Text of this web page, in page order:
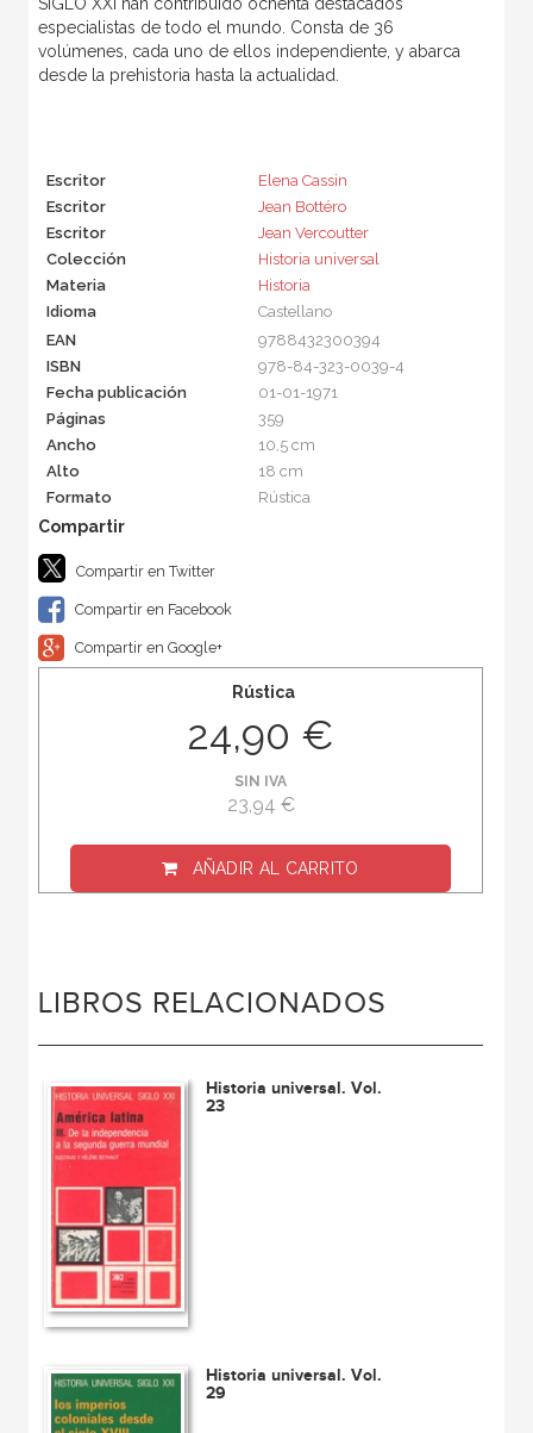
SIGLO XXI han contribuido ochenta destacados
especialistas de todo el mundo. Consta de 36
volúmenes, cada uno de ellos independiente, y abarca
desde la prehistoria hasta la actualidad.
Escritor
Elena Cassin
Escritor
Jean Bottéro
Escritor
Jean Vercoutter
Colección
Historia universal
Materia
Historia
Idioma
Castellano
EAN
9788432300394
ISBN
978-84-323-0039-4
Fecha publicación
01-01-1971
Páginas
359
Ancho
10,5 cm
Alto
18 cm
Formato
Rústica
Compartir en Twitter
Compartir en Facebook
Compartir en Google+
Rústica
24,90 €
SIN IVA
23,94 €
AÑADIR AL CARRITO
LIBROS RELACIONADOS
Historia universal. Vol.
23
Historia universal. Vol.
29